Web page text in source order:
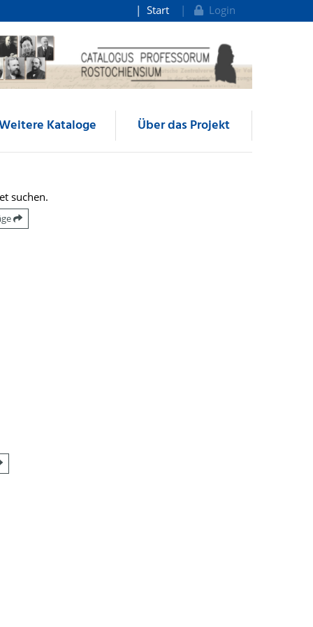
Start Login
Kataloge Über das Projekt
suchen.